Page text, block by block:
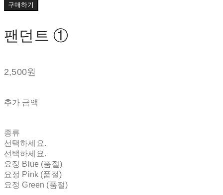
구매하기
팬던트 ①
2,500원
추가 금액
종류
선택하세요.
선택하세요.
요정 Blue (품절)
요정 Pink (품절)
요정 Green (품절)